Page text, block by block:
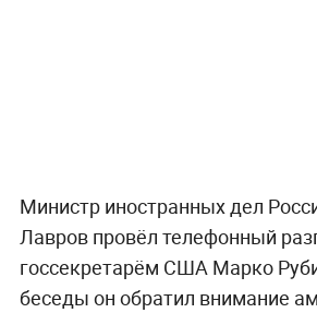
Министр иностранных дел
Лавров провёл телефонный
госсекретарём США Марко
беседы он обратил внимание